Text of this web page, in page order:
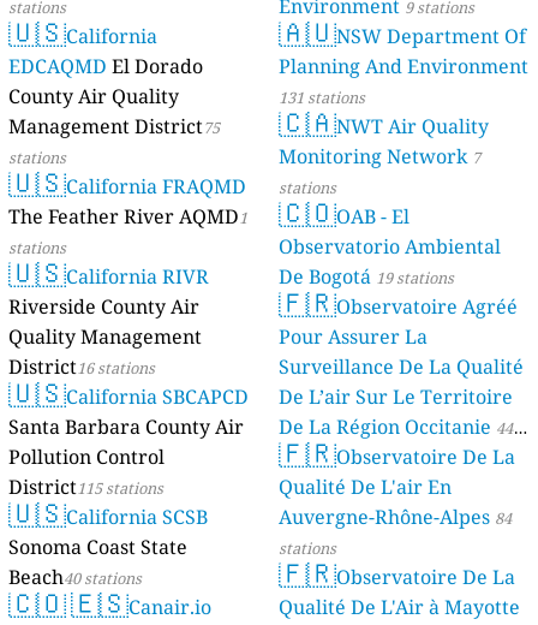
stations
🇺🇸California
EDCAQMD El Dorado
County Air Quality
Management District75
stations
🇺🇸California FRAQMD
The Feather River AQMD1
stations
🇺🇸California RIVR
Riverside County Air
Quality Management
District16 stations
🇺🇸California SBCAPCD
Santa Barbara County Air
Pollution Control
District115 stations
🇺🇸California SCSB
Sonoma Coast State
Beach40 stations
🇨🇴🇪🇸Canair.io
Environment 9 stations
🇦🇺NSW Department Of
Planning And Environment
131 stations
🇨🇦NWT Air Quality
Monitoring Network 7
stations
🇨🇴OAB - El
Observatorio Ambiental
De Bogotá 19 stations
🇫🇷Observatoire Agréé
Pour Assurer La
Surveillance De La Qualité
De L’air Sur Le Territoire
De La Région Occitanie 44
stations
🇫🇷Observatoire De La
Qualité De L'air En
Auvergne-Rhône-Alpes 84
stations
🇫🇷Observatoire De La
Qualité De L'Air à Mayotte